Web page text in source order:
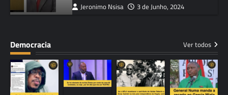
Jeronimo Nsisa 3 de Junho, 2024
Democracia Ver todos